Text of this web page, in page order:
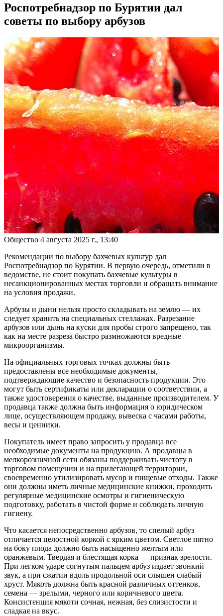
Роспотребнадзор по Бурятии дал
советы по выбору арбузов
Общество 4 августа 2025 г., 13:40
Рекомендации по выбору бахчевых культур дал
Роспотребнадзор по Бурятии. В первую очередь, отметили в
ведомстве, не стоит покупать бахчевые культуры в
несанкционированных местах торговли и обращать внимание
на условия продажи.
Арбузы и дыни нельзя просто складывать на землю — их
следует хранить на специальных стеллажах. Разрезание
арбузов или дынь на куски для пробы строго запрещено, так
как на месте разреза быстро размножаются вредные
микроорганизмы.
На официальных торговых точках должны быть
предоставлены все необходимые документы,
подтверждающие качество и безопасность продукции. Это
могут быть сертификаты или декларации о соответствии, а
также удостоверения о качестве, выданные производителем. У
продавца также должна быть информация о юридическом
лице, осуществляющем продажу, вывеска с часами работы,
весы и ценники.
Покупатель имеет право запросить у продавца все
необходимые документы на продукцию. А продавцы в
мелкорозничной сети обязаны поддерживать чистоту в
торговом помещении и на прилегающей территории,
своевременно утилизировать мусор и пищевые отходы. Также
они должны иметь личные медицинские книжки, проходить
регулярные медицинские осмотры и гигиеническую
подготовку, работать в чистой форме и соблюдать личную
гигиену.
Что касается непосредственно арбузов, то спелый арбуз
отличается целостной коркой с ярким цветом. Светлое пятно
на боку плода должно быть насыщенно желтым или
оранжевым. Твердая и блестящая корка — признак зрелости.
При легком ударе согнутым пальцем арбуз издает звонкий
звук, а при сжатии вдоль продольной оси слышен слабый
хруст. Мякоть должна быть красной различных оттенков,
семена — зрелыми, черного или коричневого цвета.
Консистенция мякоти сочная, нежная, без слизистости и
сладкая на вкус.